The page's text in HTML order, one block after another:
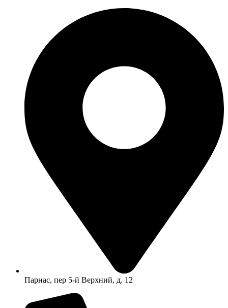
Парнас, пер 5-й Верхний, д. 12